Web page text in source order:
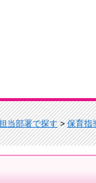
当部署で探す>保育指